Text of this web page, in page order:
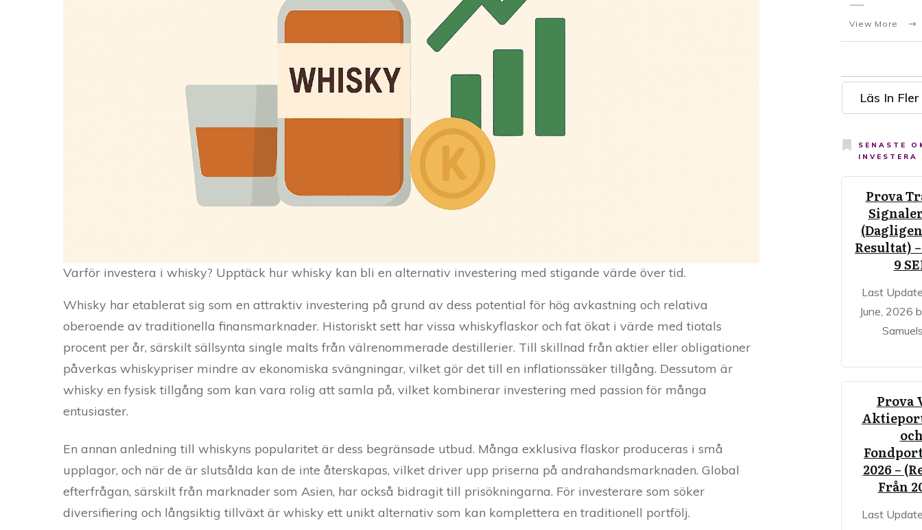
Varför investera i whisky? Upptäck hur whisky kan bli en alternativ investering med stigande värde över tid.
Whisky har etablerat sig som en attraktiv investering på grund av dess potential för hög avkastning och relativa
oberoende av traditionella finansmarknader. Historiskt sett har vissa whiskyflaskor och fat ökat i värde med tiotals
procent per år, särskilt sällsynta single malts från välrenommerade destillerier. Till skillnad från aktier eller obligationer
påverkas whiskypriser mindre av ekonomiska svängningar, vilket gör det till en inflationssäker tillgång. Dessutom är
whisky en fysisk tillgång som kan vara rolig att samla på, vilket kombinerar investering med passion för många
entusiaster.
En annan anledning till whiskyns popularitet är dess begränsade utbud. Många exklusiva flaskor produceras i små
upplagor, och när de är slutsålda kan de inte återskapas, vilket driver upp priserna på andrahandsmarknaden. Global
efterfrågan, särskilt från marknader som Asien, har också bidragit till prisökningarna. För investerare som söker
diversifiering och långsiktig tillväxt är whisky ett unikt alternativ som kan komplettera en traditionell portfölj.
View More
Läs In
SENASTE
INVESTERA
Prova
Resultat)
9
Last
June, 2026
Prova
2026 –
Från
Last